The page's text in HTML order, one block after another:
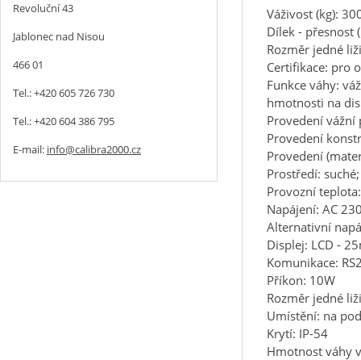
Váživost (kg):
Dílek - přesnost
Rozměr jedné
Certifikace: pro
Funkce váhy:
hmotnosti na
Provedení vážní
Provedení
Provedení
Prostředí:
Provozní teplota:
Napájení: AC
Alternativní
Displej: LCD -
Komunikace:
Příkon: 10W
Rozměr jedné
Umístění: na
Krytí: IP-54
Hmotnost váhy
Revoluční 43
Jablonec nad Nisou
466 01
Tel.: +420 605 726 730
Tel.: +420 604 386 795
E-mail: info@calibra2000.cz